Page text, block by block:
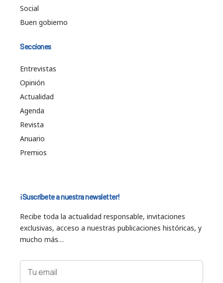
Social
Buen gobierno
Secciones
Entrevistas
Opinión
Actualidad
Agenda
Revista
Anuario
Premios
¡Suscríbete a nuestra newsletter!
Recibe toda la actualidad responsable, invitaciones
exclusivas, acceso a nuestras publicaciones históricas, y
mucho más…